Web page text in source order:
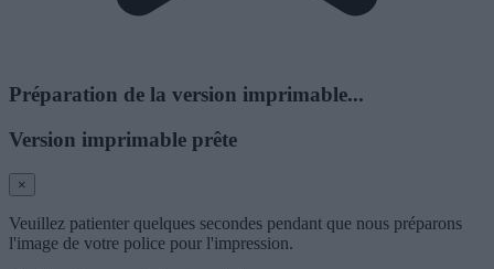
Préparation de la version imprimable...
Version imprimable prête
×
Veuillez patienter quelques secondes pendant que nous préparons
l'image de votre police pour l'impression.